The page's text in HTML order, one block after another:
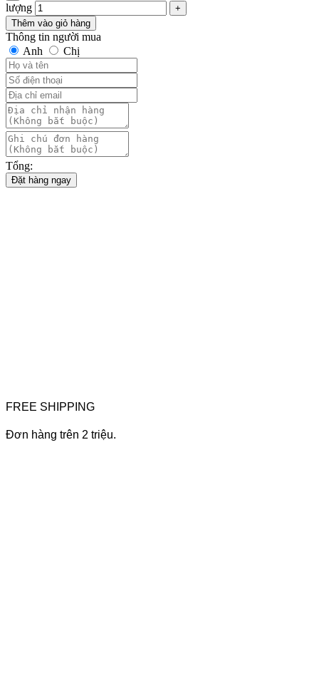
lượng
Thêm vào giỏ hàng
Thông tin người mua
Anh
Chị
Tổng:
Đặt hàng ngay
FREE SHIPPING
Đơn hàng trên 2 triệu.